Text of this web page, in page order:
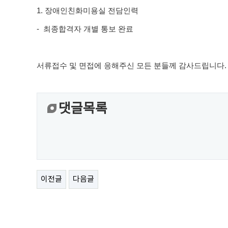
1. 장애인친화미용실 전담인력
- 최종합격자 개별 통보 완료
서류접수 및 면접에 응해주신 모든 분들께 감사드립니다.
댓글목록
이전글 다음글